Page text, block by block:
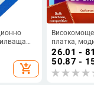
≤ 1.5,
add_shopping_cart
платка,
субуфер,
платка,
с Bluetooth
26.01 -
50.87 -